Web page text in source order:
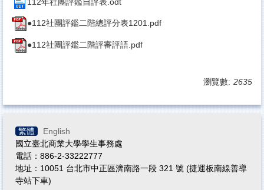
●112社團評鑑二階總評分表1201.pdf
●112社團評鑑二階評審評語.pdf
瀏覽數: 2635
繁體
English
國立臺北商業大學學生事務處
電話：886-2-33222777
地址：10051 台北市中正區濟南路一段 321 號 (捷運板南線善導
寺站下車)